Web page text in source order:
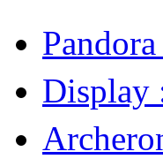
Display